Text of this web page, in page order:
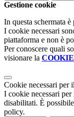
Gestione cookie
In questa schermata
I cookie necessari
piattaforma e non è
Per conoscere quali
visionare la
Cookie necessari per
I cookie necessari
disabilitati. È
policy.